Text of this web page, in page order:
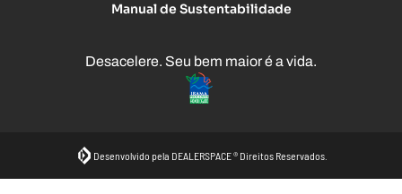
Manual de Sustentabilidade
Desacelere. Seu bem maior é a vida.
Desenvolvido pela DEALERSPACE ® Direitos Reservados.